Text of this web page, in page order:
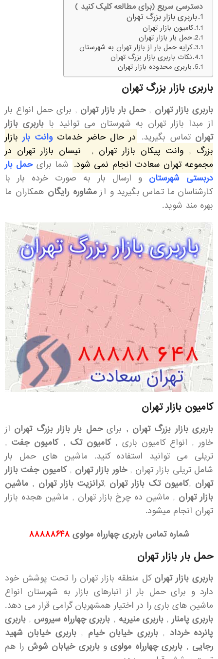
دسترسی سریع (برای مطالعه کلیک کنید )
باربری بازار بزرگ تهران
کامیون بازار تهران
حمل بار بازار تهران
کرایه حمل بار از بازار تهران به شهرستان
نکات باربری بازار بزرگ تهران
باربری محدوده بازار تهران
باربری بازار بزرگ تهران
باربری بازار تهران ,حمل بار بازار تهران , برای حمل انواع بار
از مبدا بازار تهران به شهرستان می توانید با باربری بازار
تهران تماس بگیرید. در حال حاضر خدماتوانت باربازار
بزرگ , وانت پیکان بازار تهران , نیسان بازار تهران در
مجموعه تهران سعادت انجام نمی شود. شما برایحمل بار
دربستی شهرستان و ارسال بار به صورت خرده بار با
کارشناسان ما تماس بگیرید و از مشاوره رایگان همکاران ما
بهره مند شوید.
کامیون بازار تهران
باربری بازار بزرگ تهران , برایحمل بار بازار بزرگ تهران از
خاور , انواع کامیون باری ,کامیون تک ,کامیون جفت,
تریلی می توانید استفاده کنید. ماشین های حمل بار
شامل تریلی بازار تهران ,خاور بازار تهران ,کامیون جفت بازار
تهران ,کامیون تک بازار تهران ,ترانزیت بازار تهران , ماشین
بازار تهران , ماشین ده چرخ بازار تهران , ماشین هجده بازار
تهران انجام میشود.
شماره تماس باربری چهارراه مولوی ۸۸۸۸۸۶۴۸
حمل بار بازار تهران
باربری بازار تهران کل منطقه بازار تهران را تحت پوشش خود
دارد و برای حمل بار از انبارهای بازار به شهرستان انواع
ماشین های باری را در اختیار همشهریان گرامی قرار می دهد.
باربری پامنار ,باربری منیریه , باربری چهارراه سیروس, باربری
پانرده خرداد ,باربری خیابان خیام ,باربری خیابان شهید
رجایی , باربری چهارراه مولویوباربری خیابان شوش را هم